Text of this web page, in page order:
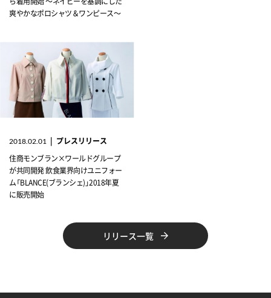
爽やかなポロシャツ＆ワンピース～
2018.02.01
プレスリリース
住商モンブラン×ワールドグループ
が共同開発 飲食業界向けユニフォー
ム「BLANCE(ブランシェ)」2018年夏
に販売開始
リリース一覧